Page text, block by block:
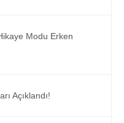
Modu Erken
Açıklandı!